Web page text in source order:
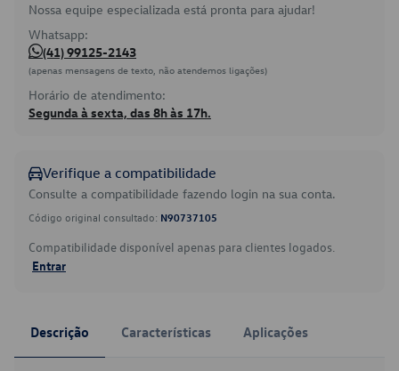
Nossa equipe especializada está pronta para ajudar!
Whatsapp:
(41) 99125-2143
(apenas mensagens de texto, não atendemos ligações)
Horário de atendimento:
Segunda à sexta, das 8h às 17h.
Verifique a compatibilidade
Consulte a compatibilidade fazendo login na sua conta.
Código original consultado: N90737105
Compatibilidade disponível apenas para clientes logados.
Entrar
Descrição Características Aplicações